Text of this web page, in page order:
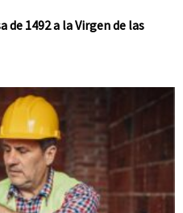
1492 a la Virgen de las